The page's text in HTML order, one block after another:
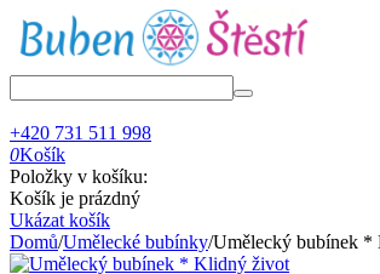
+420 731 511 998
0Košík
Položky v košíku:
Košík je prázdný
Ukázat košík
Domů/Umělecké bubínky/Umělecký bubínek